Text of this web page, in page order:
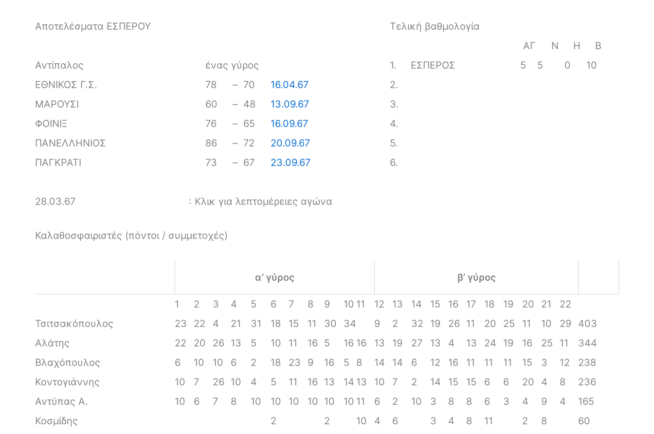
Αποτελέσματα ΕΣΠΕΡΟΥ
Τελικἠ βαθμολογία
ΑΓ
Ν Η
Β
Αντίπαλος
ένας γύρος 1. ΕΣΠΕΡΟΣ 5 5 0
10
ΕΘΝΙΚΟΣ Γ.Σ.
78 – 70 16.04.67
2.
ΜΑΡΟΥΣΙ
60 – 48 13.09.67
3.
ΦΟΙΝΙΞ
76 – 65 16.09.67
4.
ΠΑΝΕΛΛΗΝΙΟΣ
86 – 72 20.09.67
5.
ΠΑΓΚΡΑΤΙ
73 – 67 23.09.67 6.
28.03.67 : Κλικ για λεπτομέρειες αγώνα
Καλαθοσφαιριστές (πόντοι / συμμετοχές)
α’ γύρος β’ γύρος
1 2 3 4 5 6 7 8 9 10 11 12 13 14 15 16 17 18 19 20 21
22
Τσιτσακόπουλος
23 22 4 21 31 18 15 11 30 34 9 2 32 19 26 11 20 25 11 10 29
403
Αλάτης
22 20 26 13 5 10 11 16 5 16 16 13 19 27 13 4 13 24 19 16 25 11
344
Βλαχόπουλος
6 10 10 6 2 18 23 9 16 5 8 14 14 6 12 16 11 11 11 15 3 12
238
Κοντογιάννης
10 7 26 10 4 5 11 16 13 14 13 10 7 2 14 15 15 6 6 20 4 8
236
Αντύπας Α.
10 6 7 8 10 10 10 10 10 10 11 6 2 10 3 8 8 6 3 4 9 4
165
Κοσμίδης
2 2 10 4 6 3 4 8 11 2 8
60